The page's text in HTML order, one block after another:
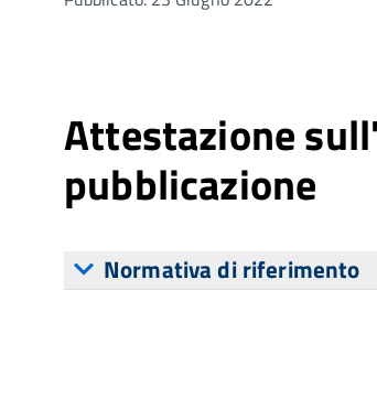
Attestazione
pubblicazione
Normativa di riferimento